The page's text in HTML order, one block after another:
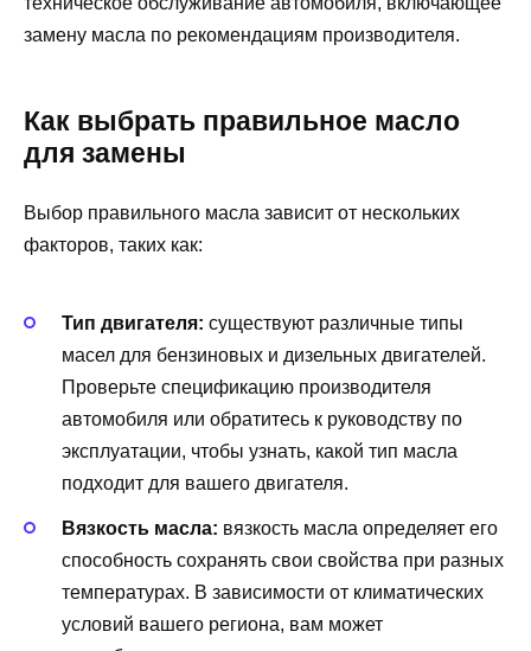
замену масла по рекомендациям производителя.
Как выбрать правильное масло
для замены
Выбор правильного масла зависит от нескольких
факторов, таких как:
Тип двигателя: существуют различные типы
масел для бензиновых и дизельных двигателей.
Проверьте спецификацию производителя
автомобиля или обратитесь к руководству по
эксплуатации, чтобы узнать, какой тип масла
подходит для вашего двигателя.
Вязкость масла: вязкость масла определяет его
способность сохранять свои свойства при разных
температурах. В зависимости от климатических
условий вашего региона, вам может